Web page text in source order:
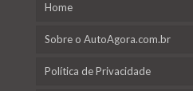
Home
Sobre o AutoAgora.com.br
Política de Privacidade